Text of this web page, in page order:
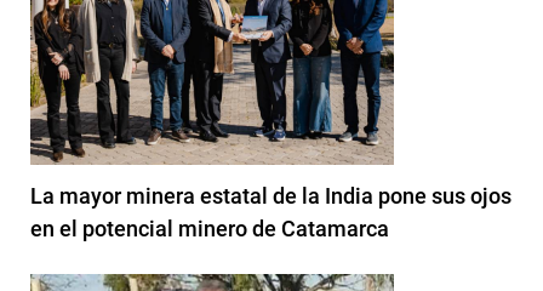
La mayor minera estatal de la India pone sus ojos
en el potencial minero de Catamarca